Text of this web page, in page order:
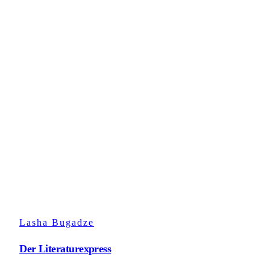
Lasha Bugadze
Der Literaturexpress